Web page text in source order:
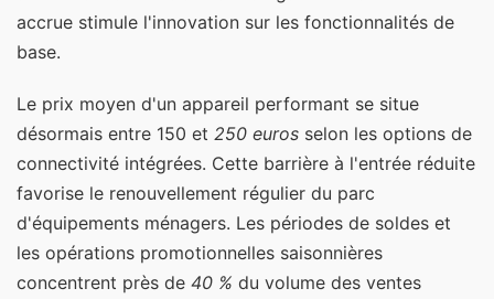
accrue stimule l'innovation sur les fonctionnalités de
base.
Le prix moyen d'un appareil performant se situe
désormais entre 150 et 250 euros selon les options de
connectivité intégrées. Cette barrière à l'entrée réduite
favorise le renouvellement régulier du parc
d'équipements ménagers. Les périodes de soldes et
les opérations promotionnelles saisonnières
concentrent près de 40 % du volume des ventes